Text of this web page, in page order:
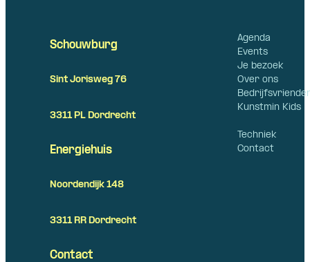
Agenda
Events
Je bezoek
Over ons
Kunstmin Kids
Techniek
Contact
Schouwburg
Sint Jorisweg 76
3311 PL Dordrecht
Energiehuis
Noordendijk 148
3311 RR Dordrecht
Contact